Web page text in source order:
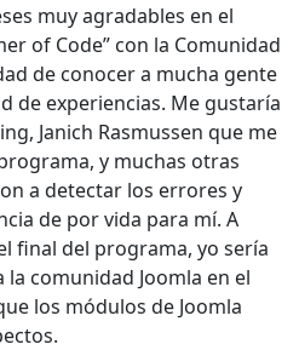
muy agradables en el
of Code” con la Comunidad
de conocer a mucha gente
de experiencias. Me gustaría
Janich Rasmussen que me
y muchas otras
a detectar los errores y
de por vida para mí. A
final del programa, yo sería
comunidad Joomla en el
los módulos de Joomla